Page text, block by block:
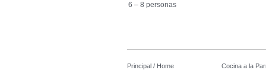
6 – 8 personas
Principal / Home
Cocina a la